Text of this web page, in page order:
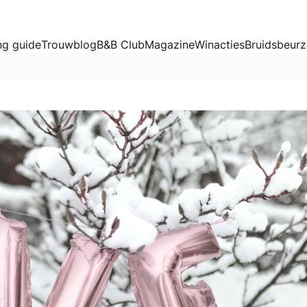
guideTrouwblogB&B ClubMagazineWinacties